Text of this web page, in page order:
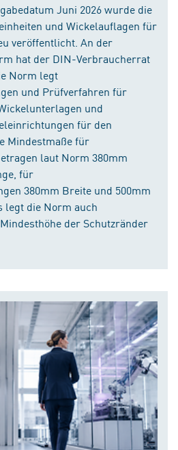
Juni 2026 wurde die
und Wickelauflagen für
veröffentlicht. An der
hat der DIN-Verbraucherrat
Norm legt
und Prüfverfahren für
und
für den
Mindestmaße für
laut Norm 380mm
für
380mm Breite und 500mm
legt die Norm auch
der Schutzränder